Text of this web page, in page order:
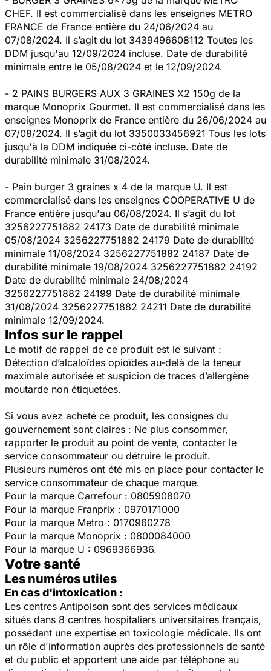
CHEF. Il est commercialisé dans les enseignes METRO
FRANCE de France entière du 24/06/2024 au
07/08/2024. Il s’agit du lot 3439496608112 Toutes les
DDM jusqu'au 12/09/2024 incluse. Date de durabilité
minimale entre le 05/08/2024 et le 12/09/2024.
- 2 PAINS BURGERS AUX 3 GRAINES X2 150g de la
marque Monoprix Gourmet. Il est commercialisé dans les
enseignes Monoprix de France entière du 26/06/2024 au
07/08/2024. Il s’agit du lot 3350033456921 Tous les lots
jusqu'à la DDM indiquée ci-côté incluse. Date de
durabilité minimale 31/08/2024.
- Pain burger 3 graines x 4 de la marque U. Il est
commercialisé dans les enseignes COOPERATIVE U de
France entière jusqu'au 06/08/2024. Il s’agit du lot
3256227751882 24173 Date de durabilité minimale
05/08/2024 3256227751882 24179 Date de durabilité
minimale 11/08/2024 3256227751882 24187 Date de
durabilité minimale 19/08/2024 3256227751882 24192
Date de durabilité minimale 24/08/2024
3256227751882 24199 Date de durabilité minimale
31/08/2024 3256227751882 24211 Date de durabilité
minimale 12/09/2024.
Infos sur le rappel
Le motif de rappel de ce produit est le suivant :
Détection d’alcaloïdes opioïdes au-delà de la teneur
maximale autorisée et suspicion de traces d’allergène
moutarde non étiquetées.
Si vous avez acheté ce produit, les consignes du
gouvernement sont claires : Ne plus consommer,
rapporter le produit au point de vente, contacter le
service consommateur ou détruire le produit.
Plusieurs numéros ont été mis en place pour contacter le
service consommateur de chaque marque.
Pour la marque Carrefour : 0805908070
Pour la marque Franprix : 0970171000
Pour la marque Metro : 0170960278
Pour la marque Monoprix : 0800084000
Pour la marque U : 0969366936.
Votre santé
Les numéros utiles
En cas d'intoxication :
Les centres Antipoison sont des services médicaux
situés dans 8 centres hospitaliers universitaires français,
possédant une expertise en toxicologie médicale. Ils ont
un rôle d'information auprès des professionnels de santé
et du public et apportent une aide par téléphone au